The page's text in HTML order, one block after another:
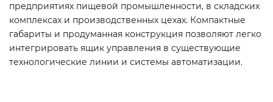
предприятиях пищевой промышленности, в складских
комплексах и производственных цехах. Компактные
габариты и продуманная конструкция позволяют легко
интегрировать ящик управления в существующие
технологические линии и системы автоматизации.